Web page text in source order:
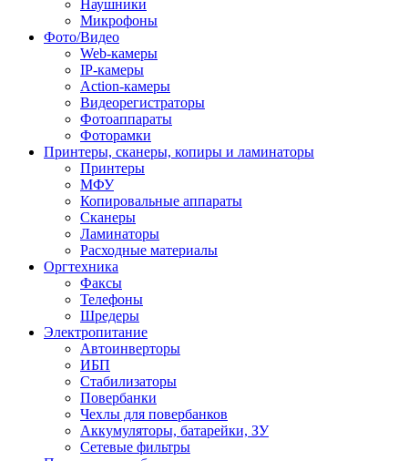
Наушники
Микрофоны
Фото/Видео
Web-камеры
IP-камеры
Action-камеры
Видеорегистраторы
Фотоаппараты
Фоторамки
Принтеры, сканеры, копиры и ламинаторы
Принтеры
МФУ
Копировальные аппараты
Сканеры
Ламинаторы
Расходные материалы
Оргтехника
Факсы
Телефоны
Шредеры
Электропитание
Автоинверторы
ИБП
Стабилизаторы
Повербанки
Чехлы для повербанков
Аккумуляторы, батарейки, ЗУ
Сетевые фильтры